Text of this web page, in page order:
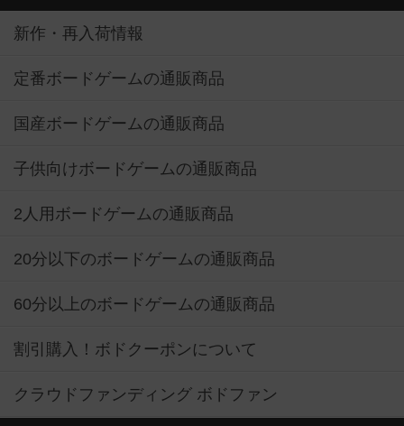
新作・再入荷情報
定番ボードゲームの通販商品
国産ボードゲームの通販商品
子供向けボードゲームの通販商品
2人用ボードゲームの通販商品
20分以下のボードゲームの通販商品
60分以上のボードゲームの通販商品
割引購入！ボドクーポンについて
クラウドファンディング ボドファン